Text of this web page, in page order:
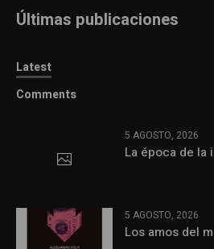
Últimas publicaciones
Latest
Comments
5 AGOSTO, 2026
La época de la
5 AGOSTO, 2026
Los amos del